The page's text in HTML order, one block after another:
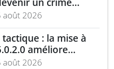
août 2026
: la mise à
améliore
août 2026